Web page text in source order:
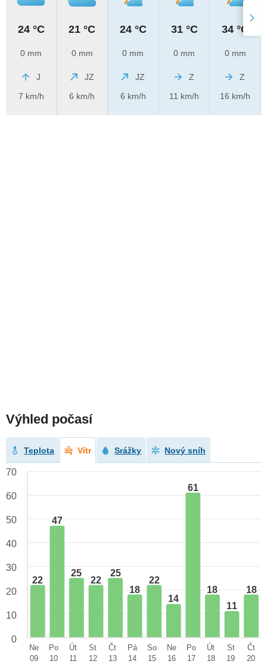
24 °C
0 mm
J
7 km/h
21 °C
0 mm
JZ
6 km/h
24 °C
0 mm
JZ
6 km/h
31 °C
0 mm
Z
11 km/h
34 °C
0 mm
Z
16 km/h
Výhled počasí
Teplota Vítr Srážky Nový sníh
22
47
25
22
25
18
22
14
61
18
11
18
70
60
50
40
30
20
10
0
Ne
09
Po
10
Út
11
St
12
Čt
13
Pá
14
So
15
Ne
16
Po
17
Út
18
St
19
Čt
20